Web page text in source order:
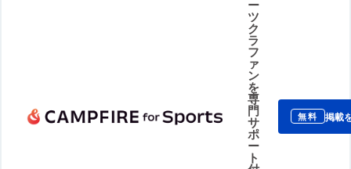
ー
ツ
ク
ラ
フ
ァ
ン
を
専
門
サ
ポ
ー
ト
無料 掲載